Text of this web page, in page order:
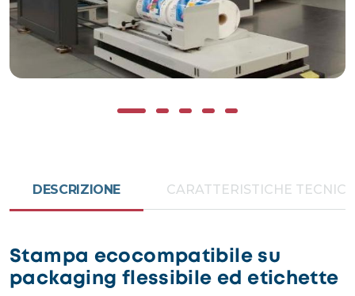
DESCRIZIONE CARATTERISTICHE
Stampa ecocompatibile su
packaging flessibile ed etichette